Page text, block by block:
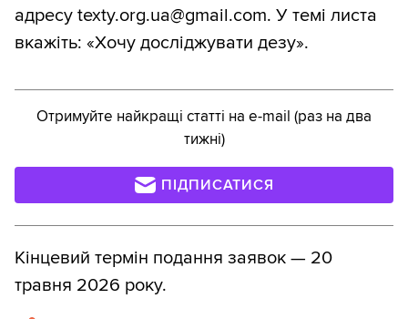
адресу texty.org.ua@gmail.com. У темі листа
вкажіть: «Хочу досліджувати дезу».
Отримуйте найкращі статті на e-mail (раз на два
тижні)
ПІДПИСАТИСЯ
Кінцевий термін подання заявок — 20
травня 2026 року.